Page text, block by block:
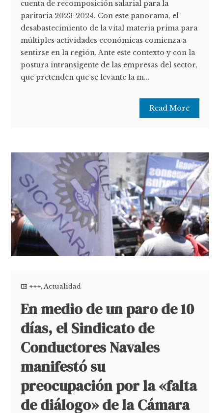
cuenta de recomposición salarial para la
paritaria 2023-2024. Con este panorama, el
desabastecimiento de la vital materia prima para
múltiples actividades económicas comienza a
sentirse en la región. Ante este contexto y con la
postura intransigente de las empresas del sector,
que pretenden que se levante la m...
Read More
+++,Actualidad
En medio de un paro de 10
días, el Sindicato de
Conductores Navales
manifestó su
preocupación por la «falta
de diálogo» de la Cámara